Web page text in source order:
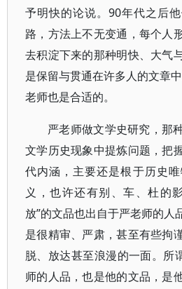
予明快的论说。90年代之后
路，方法上不无变通，每个人
去积淀下来的那种明快、大气
是保留与贯通在许多人的文章
老师也是合适的。
严老师做文学史研究，那
文学历史现象中提炼问题，把
代内涵，主要还是根于历史
义，也许还有别、车、杜的
放”的文品也出自于严老师的人
是很精审、严肃，甚至有些拘
脱、放达甚至浪漫的一面。所
师的人品，也是他的文品，是